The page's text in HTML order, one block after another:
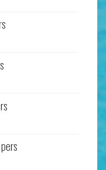
8 pers
8 pers
pers
pers